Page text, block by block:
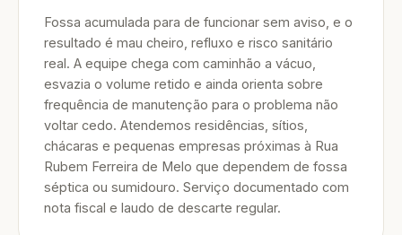
Fossa acumulada para de funcionar sem aviso, e o
resultado é mau cheiro, refluxo e risco sanitário
real. A equipe chega com caminhão a vácuo,
esvazia o volume retido e ainda orienta sobre
frequência de manutenção para o problema não
voltar cedo. Atendemos residências, sítios,
chácaras e pequenas empresas próximas à Rua
Rubem Ferreira de Melo que dependem de fossa
séptica ou sumidouro. Serviço documentado com
nota fiscal e laudo de descarte regular.